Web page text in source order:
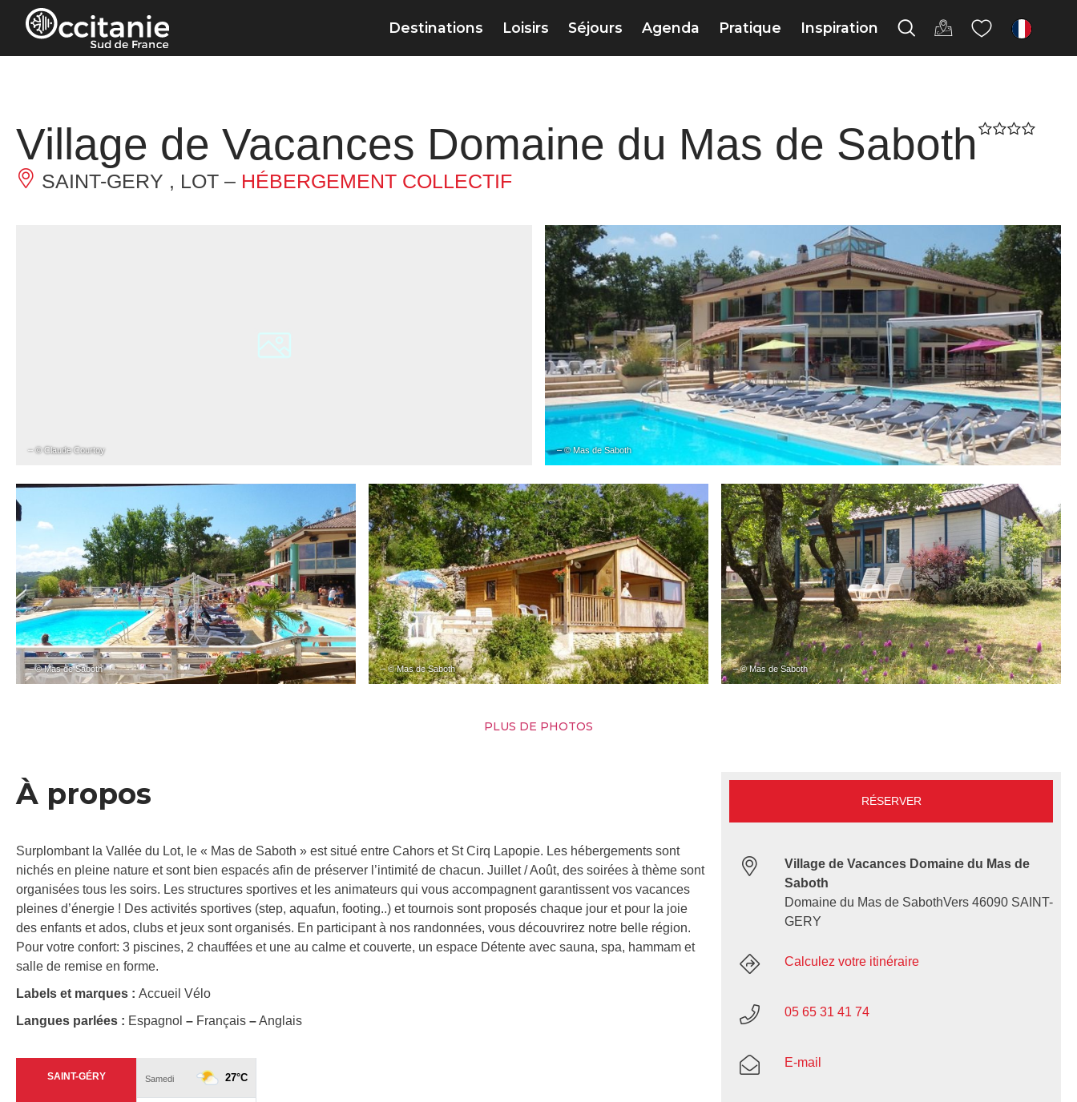
Panneau de gestion des cookies
Destinations Loisirs Séjours Agenda Pratique Inspiration fr
Village de Vacances Domaine du Mas de Saboth
SAINT-GERY , LOT – HÉBERGEMENT COLLECTIF
– © Claude Courtoy – © Mas de Saboth
– © Mas de Saboth – © Mas de Saboth – © Mas de Saboth
PLUS DE PHOTOS
À propos
Surplombant la Vallée du Lot, le « Mas de Saboth » est situé entre Cahors et St Cirq Lapopie. Les hébergements sont
nichés en pleine nature et sont bien espacés afin de préserver l’intimité de chacun. Juillet / Août, des soirées à thème sont
organisées tous les soirs. Les structures sportives et les animateurs qui vous accompagnent garantissent vos vacances
pleines d’énergie ! Des activités sportives (step, aquafun, footing..) et tournois sont proposés chaque jour et pour la joie
des enfants et ados, clubs et jeux sont organisés. En participant à nos randonnées, vous découvrirez notre belle région.
Pour votre confort: 3 piscines, 2 chauffées et une au calme et couverte, un espace Détente avec sauna, spa, hammam et
salle de remise en forme.
Labels et marques : Accueil Vélo
Langues parlées : Espagnol – Français –Anglais
RÉSERVER
Village de Vacances Domaine du Mas de
Saboth
Domaine du Mas de SabothVers 46090 SAINT-
GERY
Calculez votre itinéraire
05 65 31 41 74
E-mail